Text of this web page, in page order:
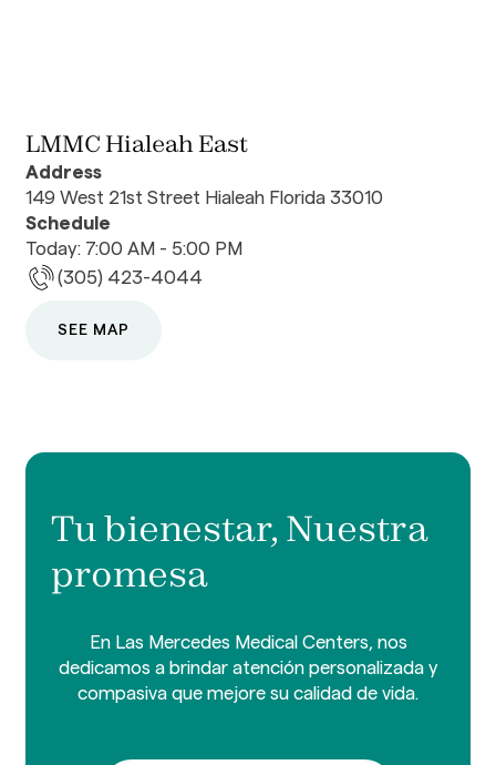
LMMC Hialeah East
Address
149 West 21st Street Hialeah Florida 33010
Schedule
Today: 7:00 AM - 5:00 PM
(305) 423-4044
SEE MAP
Tu bienestar, Nuestra
promesa
En Las Mercedes Medical Centers, nos
dedicamos a brindar atención personalizada y
compasiva que mejore su calidad de vida.